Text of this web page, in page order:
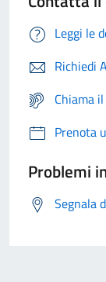
Leggi le
Richiedi
Chiama
Prenota
Problemi
Segnala